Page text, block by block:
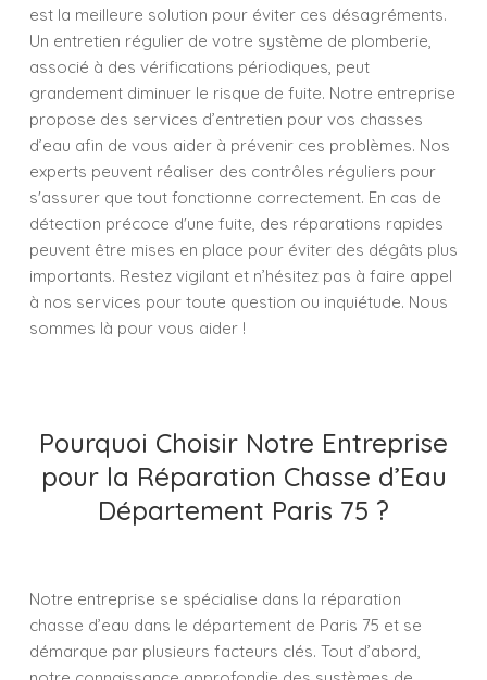
est la meilleure solution pour éviter ces désagréments.
Un entretien régulier de votre système de plomberie,
associé à des vérifications périodiques, peut
grandement diminuer le risque de fuite. Notre entreprise
propose des services d’entretien pour vos chasses
d’eau afin de vous aider à prévenir ces problèmes. Nos
experts peuvent réaliser des contrôles réguliers pour
s'assurer que tout fonctionne correctement. En cas de
détection précoce d'une fuite, des réparations rapides
peuvent être mises en place pour éviter des dégâts plus
importants. Restez vigilant et n’hésitez pas à faire appel
à nos services pour toute question ou inquiétude. Nous
sommes là pour vous aider !
Pourquoi Choisir Notre Entreprise
pour la Réparation Chasse d’Eau
Département Paris 75 ?
Notre entreprise se spécialise dans la réparation
chasse d’eau dans le département de Paris 75 et se
démarque par plusieurs facteurs clés. Tout d’abord,